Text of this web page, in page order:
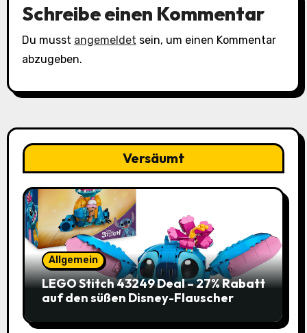
Schreibe einen Kommentar
Du musst angemeldet sein, um einen Kommentar
abzugeben.
Versäumt
Allgemein
LEGO Stitch 43249 Deal – 27% Rabatt
auf den süßen Disney-Flauscher